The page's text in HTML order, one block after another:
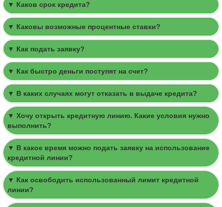
▼ Каков срок кредита?
▼ Каковы возможные процентные ставки?
▼ Как подать заявку?
▼ Как быстро деньги поступят на счет?
▼ В каких случаях могут отказать в выдаче кредита?
▼ Хочу открыть кредитную линию. Какие условия нужно
выполнить?
▼ В какое время можно подать заявку на использование
кредитной линии?
▼ Как освободить использованный лимит кредитной
линии?